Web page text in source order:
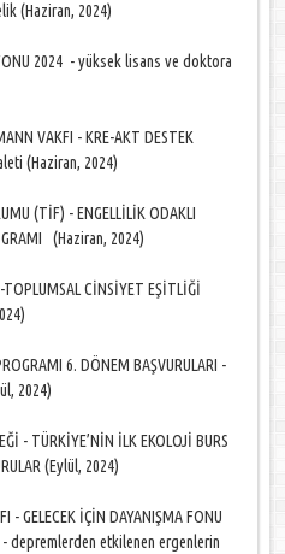
(Haziran, 2024)
2024 - yüksek lisans ve doktora
VAKFI - KRE-AKT DESTEK
(Haziran, 2024)
(TİF) - ENGELLİLİK ODAKLI
(Haziran, 2024)
CİNSİYET EŞİTLİĞİ
6. DÖNEM BAŞVURULARI -
2024)
- TÜRKİYE’NİN İLK EKOLOJİ BURS
(Eylül, 2024)
- GELECEK İÇİN DAYANIŞMA FONU
- depremlerden etkilenen ergenlerin